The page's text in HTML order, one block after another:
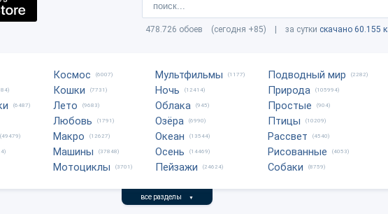
478.726 обоев (сегодня +85) | за сутки скачано 60.155
(6487)
(49479)
Космос (6007)
Кошки (7731)
Лето (9683)
Любовь (1791)
Макро (12627)
Машины (37848)
Мотоциклы (3701)
Мультфильмы (1177)
Ночь (12414)
Облака (945)
Озёра (6990)
Океан (13544)
Осень (14469)
Пейзажи (24624)
Подводный мир (2282)
Природа (105994)
Простые (904)
Птицы (10209)
Рассвет (4540)
Рисованные (4053)
Собаки (8759)
все разделы ▼